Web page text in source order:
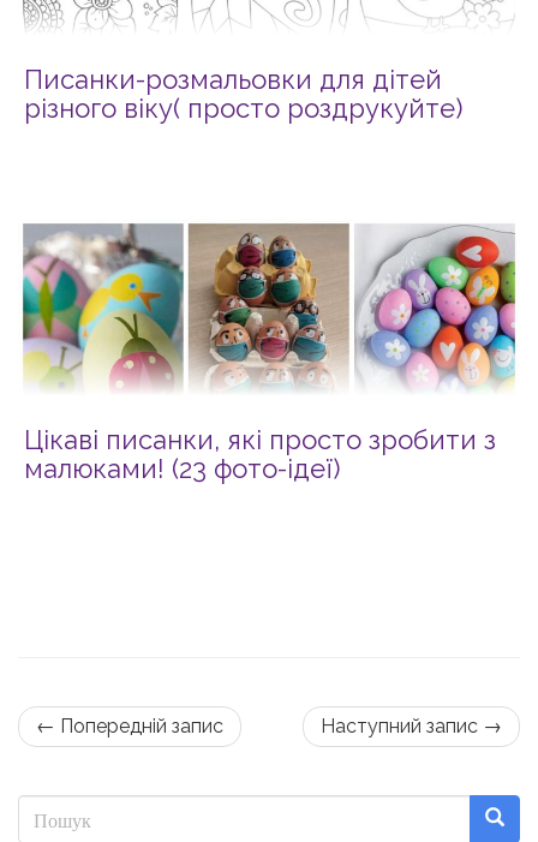
Писанки-розмальовки для дітей
різного віку( просто роздрукуйте)
Цікаві писанки, які просто зробити з
малюками! (23 фото-ідеї)
← Попередній запис Наступний запис →